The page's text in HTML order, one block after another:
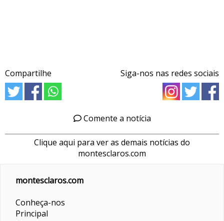
Compartilhe Siga-nos nas redes sociais
Comente a notícia
Clique aqui para ver as demais notícias do
montesclaros.com
montesclaros.com
Conheça-nos
Principal